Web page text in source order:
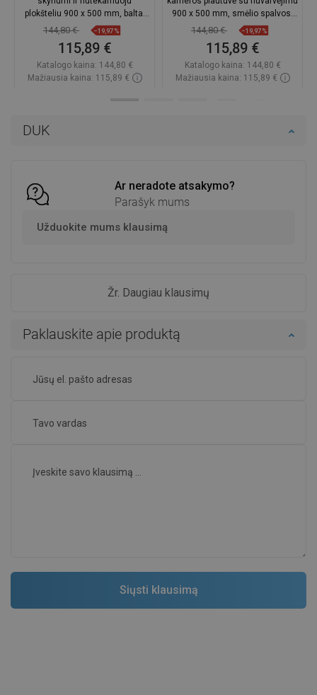
DUK
Ar neradote atsakymo?
Parašyk mums
Užduokite mums klausimą
Žr. Daugiau klausimų
Paklauskite apie produktą
plokšteliu 900 x 500 mm, balta,
chromuotas sifonas -
144,80 € −19,97%
115,89 €
Katalogo kaina: 144,80 €
Mažiausia kaina: 115,89 €
900 x 500 mm, smėlio spalvos,
chromuotas sifonas -
144,80 € −19,97%
115,89 €
Katalogo kaina: 144,80 €
Mažiausia kaina: 115,89 €